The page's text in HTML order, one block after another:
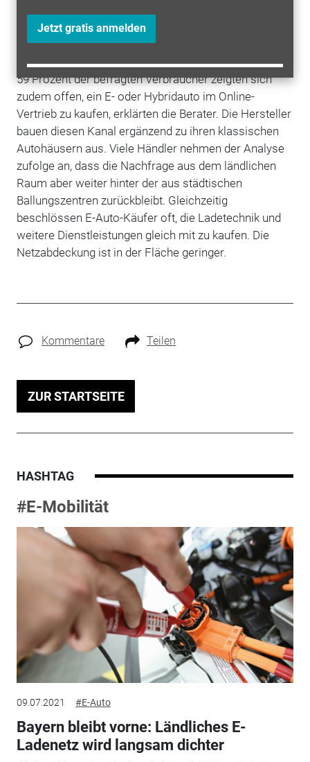
Jetzt gratis anmelden
der begrenzten Reichweite und lückenhaften
Ladeinfrastruktur der größte Hemmschuh für die
59 Prozent der befragten Verbraucher zeigten sich
zudem offen, ein E- oder Hybridauto im Online-
Vertrieb zu kaufen, erklärten die Berater. Die Hersteller
bauen diesen Kanal ergänzend zu ihren klassischen
Autohäusern aus. Viele Händler nehmen der Analyse
zufolge an, dass die Nachfrage aus dem ländlichen
Raum aber weiter hinter der aus städtischen
Ballungszentren zurückbleibt. Gleichzeitig
beschlössen E-Auto-Käufer oft, die Ladetechnik und
weitere Dienstleistungen gleich mit zu kaufen. Die
Netzabdeckung ist in der Fläche geringer.
Kommentare Teilen
ZUR STARTSEITE
HASHTAG
#E-Mobilität
09.07.2021 #E-Auto
Bayern bleibt vorne: Ländliches E-
Ladenetz wird langsam dichter